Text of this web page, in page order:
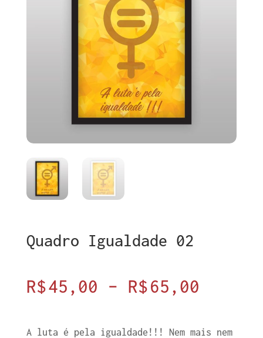
Quadro Igualdade 02
R$45,00 – R$65,00
de
A luta é pela igualdade!!! Nem mais nem